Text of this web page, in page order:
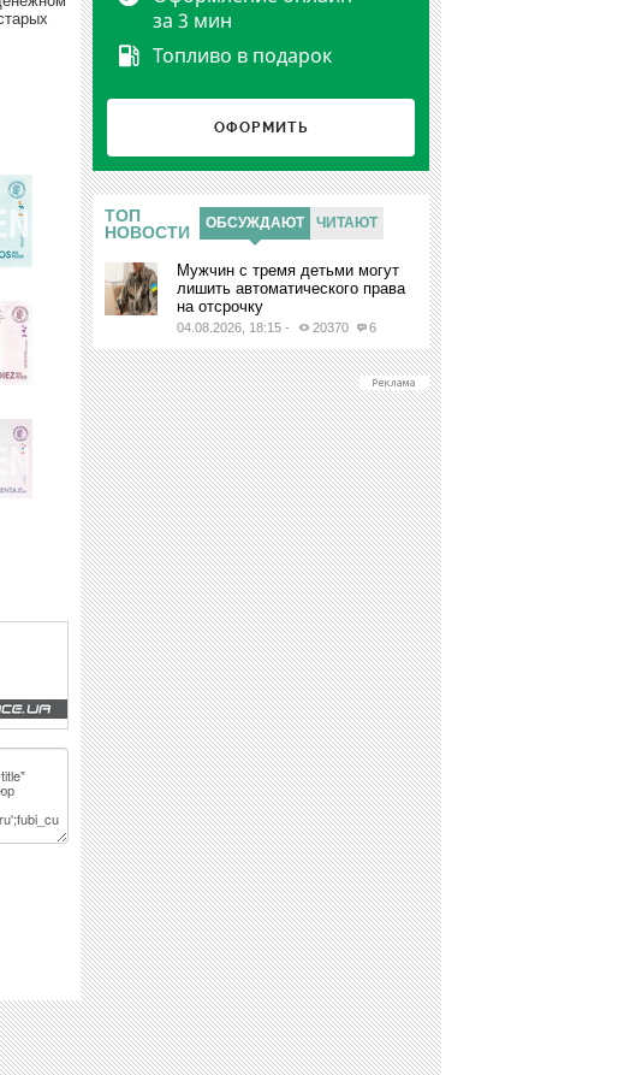
ПОЛИСЫ
за 3 мин
Топливо в подарок
ОФОРМИТЬ
ТОП
НОВОСТИ
ОБСУЖДАЮТ ЧИТАЮТ
Мужчин с тремя детьми могут
лишить автоматического права
на отсрочку
04.08.2026, 18:15 - 20370 6